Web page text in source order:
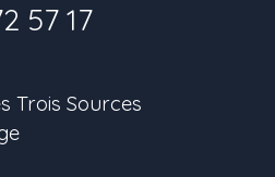
57 17
Trois Sources